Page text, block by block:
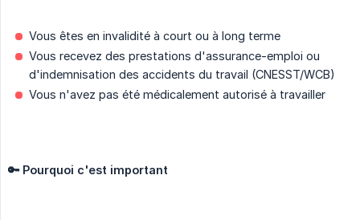
Vous êtes en invalidité à court ou à long terme
Vous recevez des prestations d'assurance-emploi ou
d'indemnisation des accidents du travail (CNESST/WCB)
Vous n'avez pas été médicalement autorisé à travailler
🔑 Pourquoi c'est important